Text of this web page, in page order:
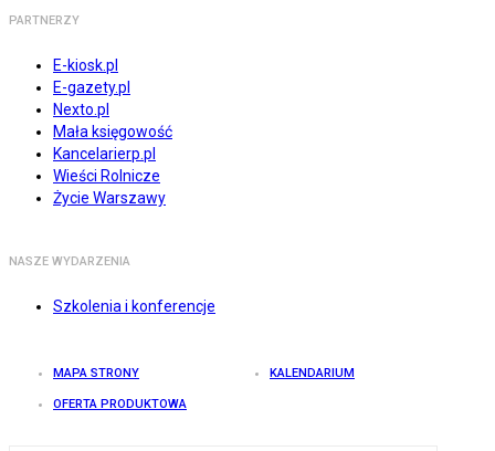
PARTNERZY
E-kiosk.pl
E-gazety.pl
Nexto.pl
Mała księgowość
Kancelarierp.pl
Wieści Rolnicze
Życie Warszawy
NASZE WYDARZENIA
Szkolenia i konferencje
MAPA STRONY KALENDARIUM
OFERTA PRODUKTOWA